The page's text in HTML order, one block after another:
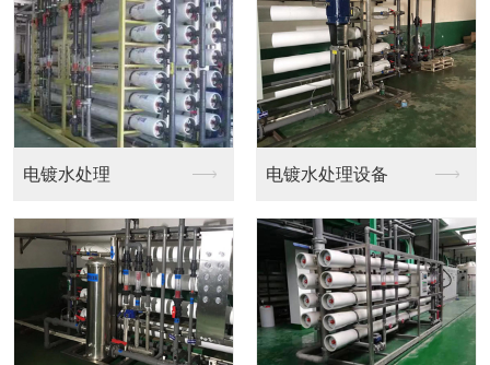
EDI设备 超纯水机械设备
选择荣华荣四大优势
提供水处理设备一站式解决方案服务商